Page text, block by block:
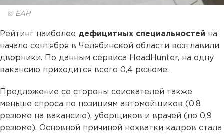
© ЕАН
Рейтинг наиболее дефицитных специальностей на
начало сентября в Челябинской области возглавили
дворники. По данным сервиса HeadHunter, на одну
вакансию приходится всего 0,4 резюме.
Предложение со стороны соискателей также
меньше спроса по позициям автомойщиков (0,8
резюме на вакансию), уборщиков и врачей (по 0,9
резюме). Основной причиной нехватки кадров стала